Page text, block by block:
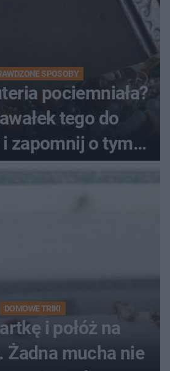
SPOSOBY
pociemniała?
tego do
zapomnij o tym
DOMOWE TRIKI
i połóż na
Żadna mucha nie